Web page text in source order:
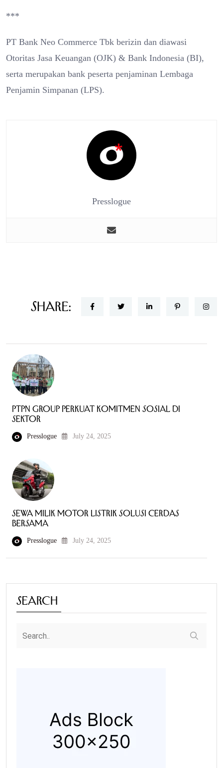
***
PT Bank Neo Commerce Tbk berizin dan diawasi
Otoritas Jasa Keuangan (OJK) & Bank Indonesia (BI),
serta merupakan bank peserta penjaminan Lembaga
Penjamin Simpanan (LPS).
Presslogue
Share:
PTPN Group Perkuat Komitmen Sosial di
Sektor
Presslogue July 24, 2025
Sewa Milik Motor Listrik Solusi Cerdas
Bersama
Presslogue July 24, 2025
Search